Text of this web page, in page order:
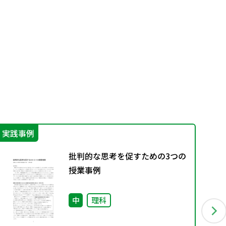
実践事例
批判的な思考を促すための3つの
授業事例
中 理科